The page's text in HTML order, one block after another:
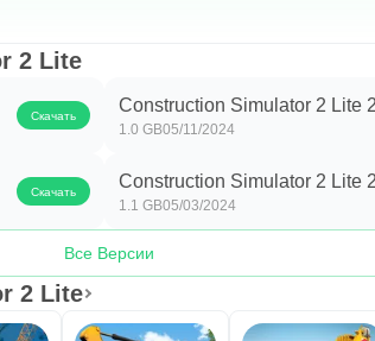
лучший в мире игровой опыт и узнать
о ответами: http://www.bau-
2 Lite
Скачать Construction Simulator 2 Lite
1.0 GB05/11/2024
Скачать Construction Simulator 2 Lite
1.1 GB05/03/2024
Все Версии
2 Lite